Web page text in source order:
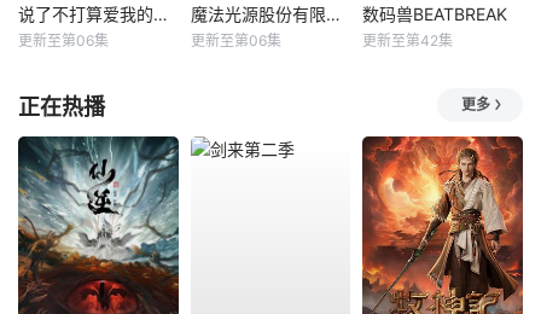
说了不打算爱我的公爵继承人，不知为何对我宠爱有加
更新至第06集
魔法光源股份有限公司第二季
更新至第06集
数码兽BEATBREAK
更新至第42集
正在热播 更多